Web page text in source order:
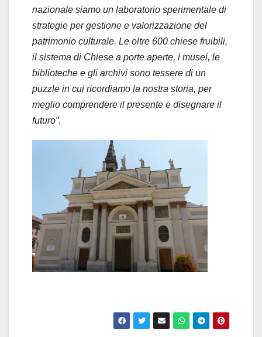
nazionale siamo un laboratorio sperimentale di
strategie per gestione e valorizzazione del
patrimonio culturale. Le oltre 600 chiese fruibili,
il sistema di Chiese a porte aperte, i musei, le
biblioteche e gli archivi sono tessere di un
puzzle in cui ricordiamo la nostra storia, per
meglio comprendere il presente e disegnare il
futuro”.